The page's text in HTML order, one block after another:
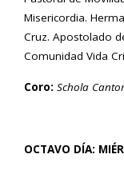
Misericordia.
Cruz. Apostolado
Comunidad Vida
Coro: Schola
OCTAVO DÍA: